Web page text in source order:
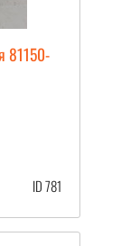
81150-
ID 781